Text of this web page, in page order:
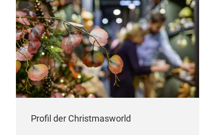
Profil der Christmasworld